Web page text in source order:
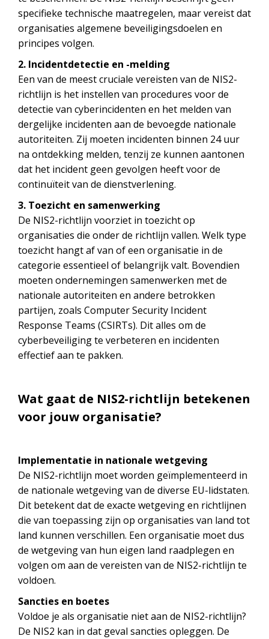
specifieke technische maatregelen, maar vereist dat
organisaties algemene beveiligingsdoelen en
principes volgen.
2. Incidentdetectie en -melding
Een van de meest cruciale vereisten van de NIS2-
richtlijn is het instellen van procedures voor de
detectie van cyberincidenten en het melden van
dergelijke incidenten aan de bevoegde nationale
autoriteiten. Zij moeten incidenten binnen 24 uur
na ontdekking melden, tenzij ze kunnen aantonen
dat het incident geen gevolgen heeft voor de
continuïteit van de dienstverlening.
3. Toezicht en samenwerking
De NIS2-richtlijn voorziet in toezicht op
organisaties die onder de richtlijn vallen. Welk type
toezicht hangt af van of een organisatie in de
categorie essentieel of belangrijk valt. Bovendien
moeten ondernemingen samenwerken met de
nationale autoriteiten en andere betrokken
partijen, zoals Computer Security Incident
Response Teams (CSIRTs). Dit alles om de
cyberbeveiliging te verbeteren en incidenten
effectief aan te pakken.
Wat gaat de NIS2-richtlijn betekenen
voor jouw organisatie?
Implementatie in nationale wetgeving
De NIS2-richtlijn moet worden geïmplementeerd in
de nationale wetgeving van de diverse EU-lidstaten.
Dit betekent dat de exacte wetgeving en richtlijnen
die van toepassing zijn op organisaties van land tot
land kunnen verschillen. Een organisatie moet dus
de wetgeving van hun eigen land raadplegen en
volgen om aan de vereisten van de NIS2-richtlijn te
voldoen.
Sancties en boetes
Voldoe je als organisatie niet aan de NIS2-richtlijn?
De NIS2 kan in dat geval sancties opleggen. De